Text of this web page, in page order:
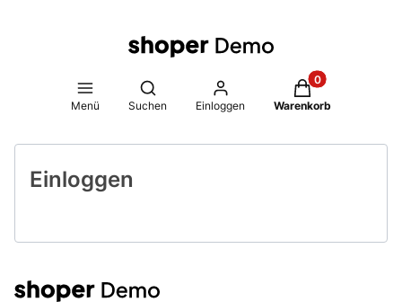
Menü
Suchmaschine öffnen
Suchen Einloggen
Produkte im
Warenkorb
Einloggen